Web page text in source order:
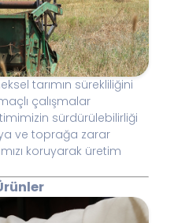
tarımın sürekliliğini
çalışmalar
sürdürülebilirliği
ve toprağa zarar
koruyarak üretim